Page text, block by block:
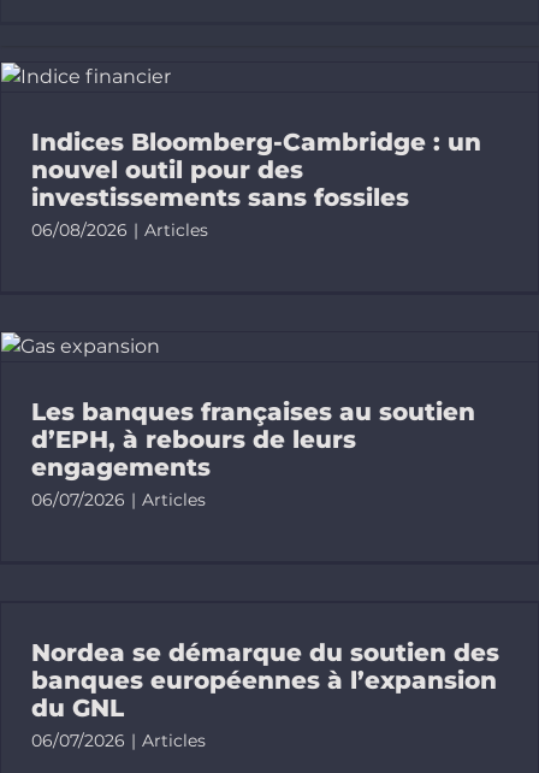
Indices Bloomberg-Cambridge : un
nouvel outil pour des
investissements sans fossiles
06/08/2026 | Articles
Les banques françaises au soutien
d’EPH, à rebours de leurs
engagements
06/07/2026 | Articles
Nordea se démarque du soutien des
banques européennes à l’expansion
du GNL
06/07/2026 | Articles